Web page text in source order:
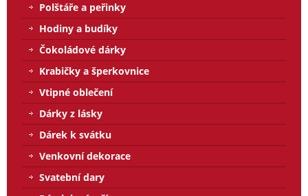
Polštáře a peřinky
Hodiny a budíky
Čokoládové dárky
Krabičky a šperkovnice
Vtipné oblečení
Dárky z lásky
Dárek k svátku
Venkovní dekorace
Svatební dary